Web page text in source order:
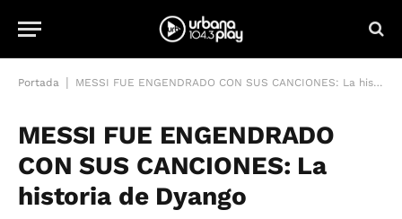
Portada MESSI FUE ENGENDRADO CON SUS CANCIONES: La historia de Dyango
MESSI FUE ENGENDRADO
CON SUS CANCIONES: La
historia de Dyango